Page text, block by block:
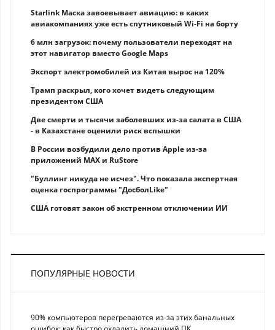
Starlink Маска завоевывает авиацию: в каких
авиакомпаниях уже есть спутниковый Wi-Fi на борту
6 млн загрузок: почему пользователи переходят на
этот навигатор вместо Google Maps
Экспорт электромобилей из Китая вырос на 120%
Трамп раскрыл, кого хочет видеть следующим
президентом США
Две смерти и тысячи заболевших из-за салата в США
- в Казахстане оценили риск вспышки
В России возбудили дело против Apple из-за
приложений MAX и RuStore
"Буллинг никуда не исчез". Что показала экспертная
оценка госпрограммы "ДосболLike"
США готовят закон об экстренном отключении ИИ
ПОПУЛЯРНЫЕ НОВОСТИ
90% компьютеров перегреваются из-за этих банальных